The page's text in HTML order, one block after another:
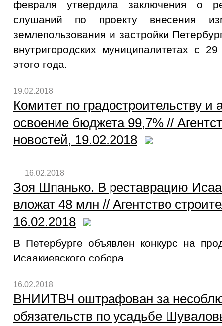
февраля утвердила заключения о
слушаний по проекту внесения
землепользования и застройки
внутригородских муниципалитетах с
этого года.
19.02.2018
Комитет по градостроительству и
освоение бюджета 99,7% //
новостей, 19.02.2018
16.02.2018
Зоя Шпанько. В реставрацию
вложат 48 млн // Агентство
16.02.2018
В Петербурге объявлен конкурс на
Исаакиевского собора.
16.02.2018
ВНИИТВЧ оштрафован за
обязательств по усадьбе